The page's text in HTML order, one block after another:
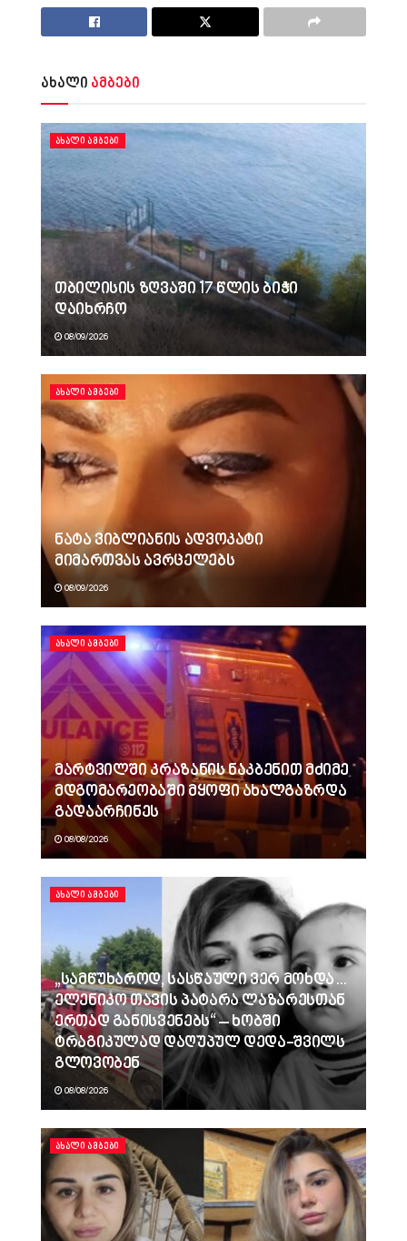
ახალი ამბები
ᲐᲮᲐᲚᲘ ᲐᲛᲑᲔᲑᲘ
თბილისის ზღვაში 17 წლის ბიჭი
დაიხრჩო
08/09/2026
ᲐᲮᲐᲚᲘ ᲐᲛᲑᲔᲑᲘ
ნატა ვიბლიანის ადვოკატი
მიმართვას ავრცელებს
08/09/2026
ᲐᲮᲐᲚᲘ ᲐᲛᲑᲔᲑᲘ
მარტვილში კრაზანის ნაკბენით მძიმე
მდგომარეობაში მყოფი ახალგაზრდა
გადაარჩინეს
08/08/2026
ᲐᲮᲐᲚᲘ ᲐᲛᲑᲔᲑᲘ
„სამწუხაროდ, სასწაული ვერ მოხდა…
ელენიკო თავის პატარა ლაზარესთან
ერთად განისვენებს“ – ხობში
ტრაგიკულად დაღუპულ დედა-შვილს
გლოვობენ
08/08/2026
ᲐᲮᲐᲚᲘ ᲐᲛᲑᲔᲑᲘ